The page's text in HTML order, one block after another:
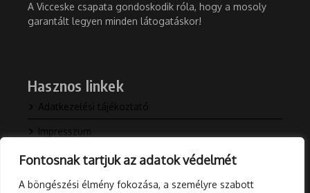
Fontosnak tartjuk az adatok védelmét
A böngészési élmény fokozása, a személyre szabott
A Vicceske csapata gondoskodik róla, hogy a mosoly
garantált legyen minden látogatáskor!
Hasznos linkek
Adatkezelési tájékoztató
Impresszum
Kapcsolat
Rólunk